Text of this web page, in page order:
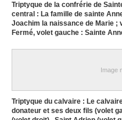
Triptyque de la confrérie de
central : La famille de sainte
Joachim la naissance de Marie ;
Fermé, volet gauche : Sainte
refusée.
Image
Triptyque du calvaire : Le
donateur et ses deux fils (volet